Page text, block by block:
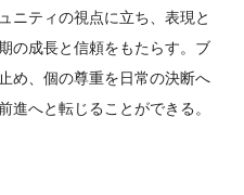
ニティの視点に立ち、表現と
の成長と信頼をもたらす。ブ
め、個の尊重を日常の決断へ
へと転じることができる。